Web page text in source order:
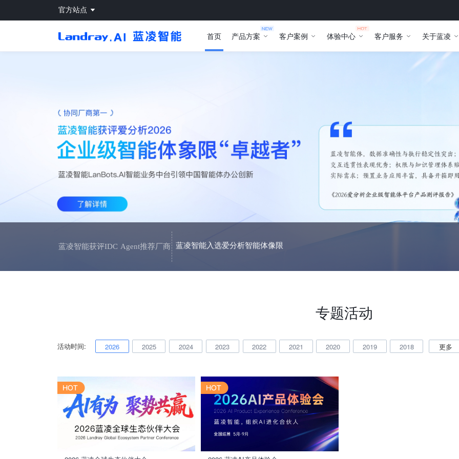
官方站点
首页 产品方案 客户案例 体验中心 客户服务 关于蓝凌
蓝凌智能获评IDC Agent推荐厂商 蓝凌智能入选爱分析智能体像限
专题活动
活动时间: 2026 2025 2024 2023 2022 2021 2020 2019 2018 更多